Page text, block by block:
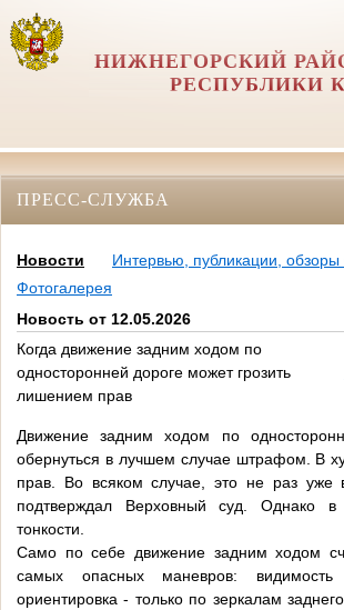
НИЖНЕГОРСКИЙ
РЕСПУБЛИКИ
ПРЕСС-СЛУЖБА
Новости
Интервью, публикации,
Фотогалерея
Новость от 12.05.2026
Когда движение задним ходом по
односторонней дороге может грозить
лишением прав
Движение задним ходом по
обернуться в лучшем случае штрафом. В
прав. Во всяком случае, это не раз уже
подтверждал Верховный суд. Однако в
тонкости.
Само по себе движение задним ходом
самых опасных маневров:
ориентировка - только по зеркалам